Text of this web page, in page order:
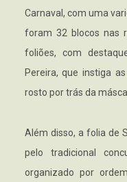
Carnaval, com uma
foram 32 blocos nas
foliões, com
Pereira, que instiga
rosto por trás da
Além disso, a folia de
pelo tradicional
organizado por